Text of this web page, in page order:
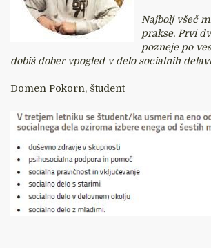
Najbolj všeč
prakse. Prvi
pozneje po
dobiš dober vpogled v delo socialnih
Domen Pokorn, študent